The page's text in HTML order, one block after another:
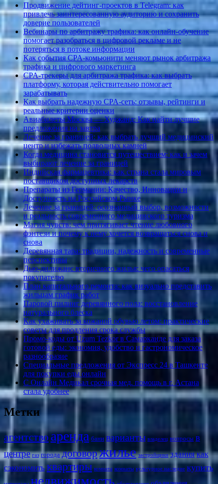
Продвижение дейтинг-проектов в Telegram: как
привлечь заинтересованную аудиторию и сохранить
доверие пользователей
Вебинары по арбитражу трафика: как онлайн-обучение
помогает разобраться в цифровой рекламе и не
потеряться в потоке информации
Как события CPA-комьюнити меняют рынок арбитража
трафика и цифрового маркетинга
CPA-трекеры для арбитража трафика: как выбрать
платформу, которая действительно помогает
зарабатывать
Как выбрать надежную CPA-сеть: отзывы, рейтинги и
реальные критерии оценки
Авиабилеты Москва — Худжанд: Как найти лучшие
предложения на завтра
Лечение за границей: как выбрать лучший медицинский
центр и избежать подводных камней
Когда медицина становится путешествием: как и зачем
выбирают лечение за границей
Индийская фармацевтика: как страна стала мировым
поставщиком доступных лекарств
Препараты из Германии: Качество, Инновации и
Доступность на Российском Рынке
Лечение за границей: осознанный выбор, возможности
и реальность современного медицинского туризма
Магия чувств: чем притягивает чтение любовного
фэнтези и почему к нему хочется возвращаться снова и
снова
Деревянная тара: традиции, надежность и современные
перспективы
Дью-дилижанс вторичного жилья: чего опасаться
покупателю
План капитального ремонта: как визуально представить
жильцам график работ
Паровой пилинг деревянного пола: восстановление
натурального блеска
Как ухаживать за кожаной обувью летом: практические
советы для продления срока службы
Промо-коды от Uzum Tezkor в Самарканде для заказа
готовой еды: экономия, удобство и гастрономическое
разнообразие
Специальные предложения от Экспресс 24 в Ташкенте
для покупки еды онлайн
С Онлайн Медикал срочная мед. помощь в г. Астана
стала удобнее
Метки
агентствоаренда бани варианты владелец вопросы в
центре газ города договоржилье застройщики здания как
сэкономить квартиры комната комнаты культурное наследие купить
недвижимость